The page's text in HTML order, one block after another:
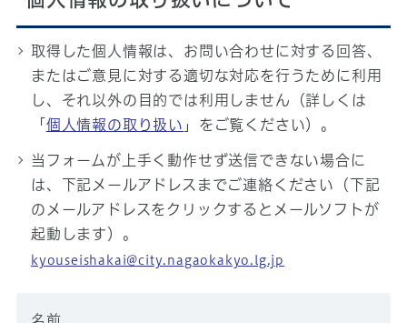
取得した個人情報は、お問い合わせに対する回答、
またはご意見に対する適切な対応を行うために利用
し、それ以外の目的では利用しません（詳しくは
「 個人情報の取り扱い 」をご覧ください）。
当フォームが上手く動作せず送信できない場合に
は、下記メールアドレスまでご連絡ください（下記
のメールアドレスをクリックするとメールソフトが
起動します）。
kyouseishakai@city.nagaokakyo.lg.jp